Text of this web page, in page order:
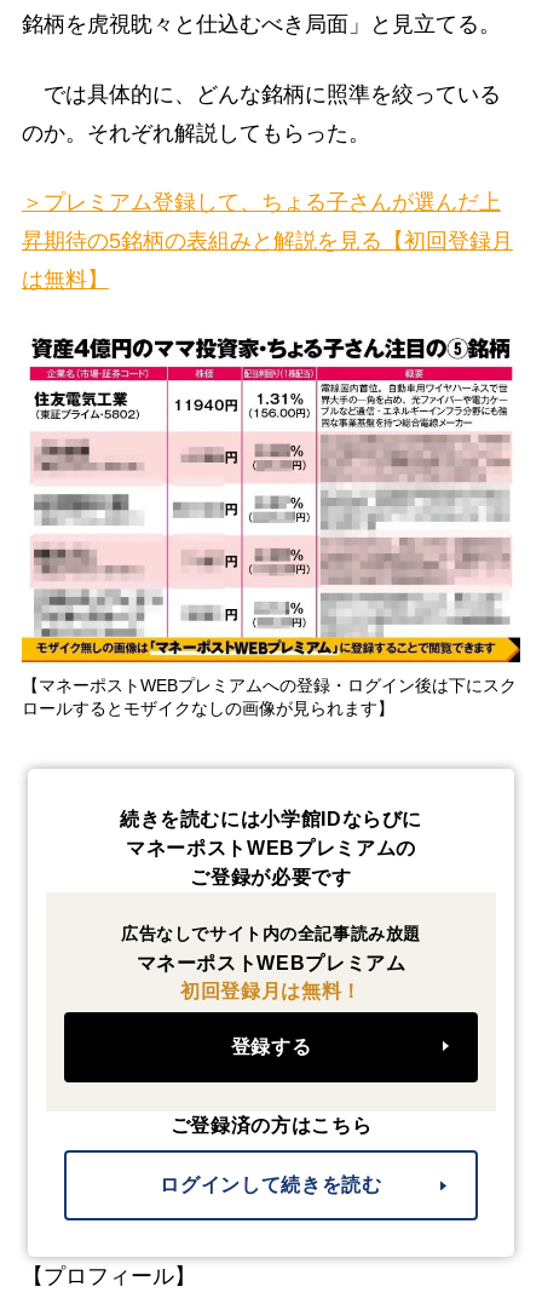
銘柄を虎視眈々と仕込むべき局面」と見立てる。
では具体的に、どんな銘柄に照準を絞っている
のか。それぞれ解説してもらった。
＞プレミアム登録して、ちょる子さんが選んだ上
昇期待の5銘柄の表組みと解説を見る【初回登録月
は無料】
【マネーポストWEBプレミアムへの登録・ログイン後は下にスク
ロールするとモザイクなしの画像が見られます】
続きを読むには小学館IDならびに
マネーポストWEBプレミアムの
ご登録が必要です
広告なしでサイト内の全記事読み放題
マネーポストWEBプレミアム
初回登録月は無料！
登録する
ご登録済の方はこちら
ログインして続きを読む
【プロフィール】